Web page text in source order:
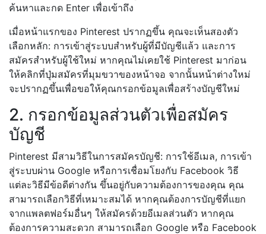
ค้นหาและกด Enter เพื่อเข้าถึง
เมื่อหน้าแรกของ Pinterest ปรากฏขึ้น คุณจะเห็นสองตัว
เลือกหลัก: การเข้าสู่ระบบสำหรับผู้ที่มีบัญชีแล้ว และการ
สมัครสำหรับผู้ใช้ใหม่ หากคุณไม่เคยใช้ Pinterest มาก่อน
ให้คลิกที่ปุ่มสมัครที่มุมขวาของหน้าจอ จากนั้นหน้าต่างใหม่
จะปรากฏขึ้นเพื่อขอให้คุณกรอกข้อมูลเพื่อสร้างบัญชีใหม่
2. กรอกข้อมูลส่วนตัวเพื่อสมัคร
บัญชี
Pinterest มีสามวิธีในการสมัครบัญชี: การใช้อีเมล, การเข้า
สู่ระบบผ่าน Google หรือการเชื่อมโยงกับ Facebook วิธี
แต่ละวิธีมีข้อดีต่างกัน ขึ้นอยู่กับความต้องการของคุณ คุณ
สามารถเลือกวิธีที่เหมาะสมได้ หากคุณต้องการบัญชีที่แยก
จากแพลตฟอร์มอื่นๆ ให้สมัครด้วยอีเมลส่วนตัว หากคุณ
ต้องการความสะดวก สามารถเลือก Google หรือ Facebook